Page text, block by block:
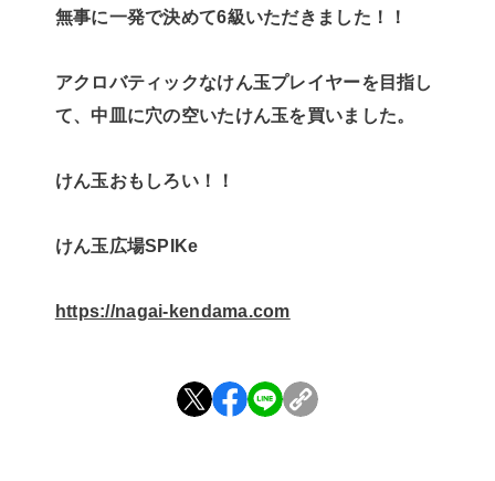
無事に一発で決めて6級いただきました！！
アクロバティックなけん玉プレイヤーを目指し
て、中皿に穴の空いたけん玉を買いました。
けん玉おもしろい！！
けん玉広場SPIKe
https://nagai-kendama.com